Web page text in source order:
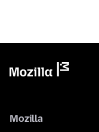
Mozilla